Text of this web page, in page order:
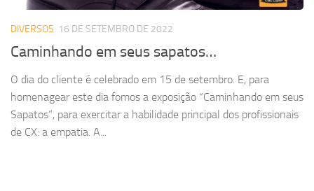
DIVERSOS 16 DE SETEMBRO DE 2022
Caminhando em seus sapatos…
O dia do cliente é celebrado em 15 de setembro. E, para
homenagear este dia fomos a exposição “Caminhando em seus
Sapatos”, para exercitar a habilidade principal dos profissionais
de CX: a empatia. A...